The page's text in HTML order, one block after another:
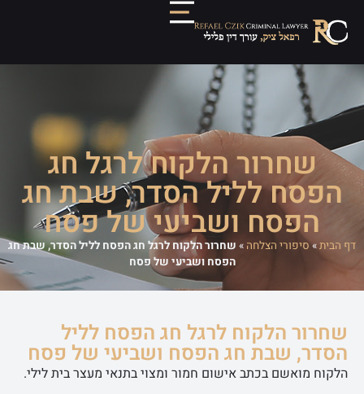
שחרור הלקוח לרגל חג
הפסח לליל הסדר, שבת חג
הפסח ושביעי של פסח
דף הבית»סיפורי הצלחה » שחרור הלקוח לרגל חג הפסח לליל הסדר, שבת חג
הפסח ושביעי של פסח
שחרור הלקוח לרגל חג הפסח לליל
הסדר, שבת חג הפסח ושביעי של פסח
הלקוח מואשם בכתב אישום חמור ומצוי בתנאי מעצר בית לילי.